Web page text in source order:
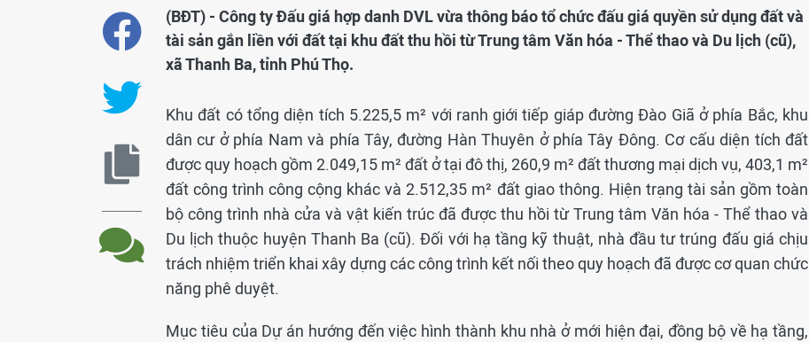
(BĐT) - Công ty Đấu giá hợp danh DVL vừa thông báo tổ chức đấu giá quyền sử dụng đất và
tài sản gắn liền với đất tại khu đất thu hồi từ Trung tâm Văn hóa - Thể thao và Du lịch (cũ),
xã Thanh Ba, tỉnh Phú Thọ.
Khu đất có tổng diện tích 5.225,5 m² với ranh giới tiếp giáp đường Đào Giã ở phía Bắc, khu
dân cư ở phía Nam và phía Tây, đường Hàn Thuyên ở phía Tây Đông. Cơ cấu diện tích đất
được quy hoạch gồm 2.049,15 m² đất ở tại đô thị, 260,9 m² đất thương mại dịch vụ, 403,1 m²
đất công trình công cộng khác và 2.512,35 m² đất giao thông. Hiện trạng tài sản gồm toàn
bộ công trình nhà cửa và vật kiến trúc đã được thu hồi từ Trung tâm Văn hóa - Thể thao và
Du lịch thuộc huyện Thanh Ba (cũ). Đối với hạ tầng kỹ thuật, nhà đầu tư trúng đấu giá chịu
trách nhiệm triển khai xây dựng các công trình kết nối theo quy hoạch đã được cơ quan chức
năng phê duyệt.
Mục tiêu của Dự án hướng đến việc hình thành khu nhà ở mới hiện đại, đồng bộ về hạ tầng,